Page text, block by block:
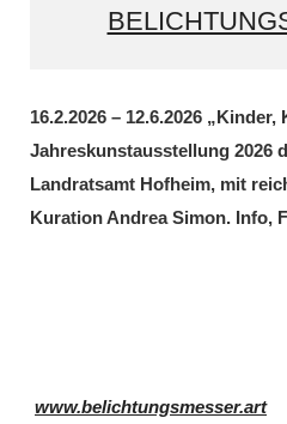
16.2.2026 – 12.6.2026
Jahreskunstausstellung 2026
Landratsamt Hofheim, mit
Kuration Andrea Simon. Info,
www.belichtungsmesser.art